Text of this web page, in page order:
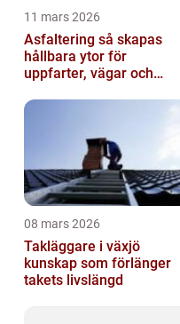
11 mars 2026
Asfaltering så skapas
hållbara ytor för
uppfarter, vägar och
08 mars 2026
Takläggare i växjö
kunskap som förlänger
takets livslängd